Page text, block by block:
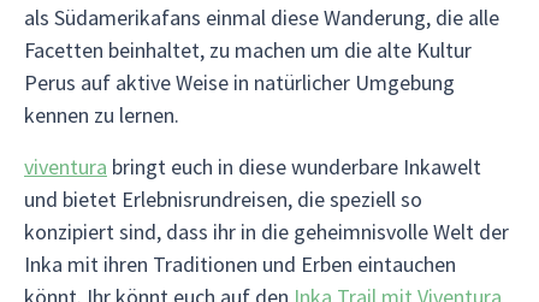
als Südamerikafans einmal diese Wanderung, die alle
Facetten beinhaltet, zu machen um die alte Kultur
Perus auf aktive Weise in natürlicher Umgebung
kennen zu lernen.
viventura bringt euch in diese wunderbare Inkawelt
und bietet Erlebnisrundreisen, die speziell so
konzipiert sind, dass ihr in die geheimnisvolle Welt der
Inka mit ihren Traditionen und Erben eintauchen